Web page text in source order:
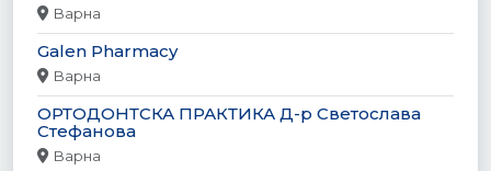
Варна
Galen Pharmacy
Варна
ОРТОДОНТСКА ПРАКТИКА Д-р Светослава
Стефанова
Варна